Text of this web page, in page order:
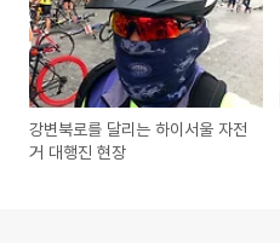
강변북로를 달리는 하이서울 자전
거 대행진 현장